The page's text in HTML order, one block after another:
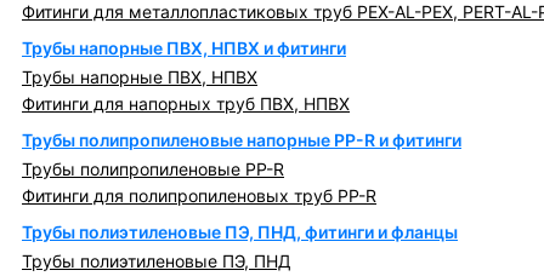
Фитинги для металлопластиковых труб PEX-AL-PEX, PERT-AL-
Трубы напорные ПВХ, НПВХ и фитинги
Трубы напорные ПВХ, НПВХ
Фитинги для напорных труб ПВХ, НПВХ
Трубы полипропиленовые напорные PP-R и фитинги
Трубы полипропиленовые PP-R
Фитинги для полипропиленовых труб PP-R
Трубы полиэтиленовые ПЭ, ПНД, фитинги и фланцы
Трубы полиэтиленовые ПЭ, ПНД